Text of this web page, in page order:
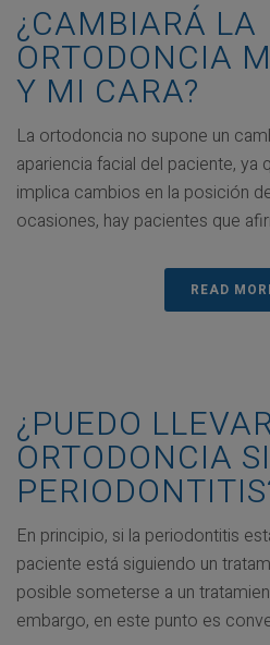
¿CAMBIARÁ LA
ORTODONCIA
Y MI CARA?
La ortodoncia no supone un
apariencia facial del paciente, ya
implica cambios en la posición
ocasiones, hay pacientes que
READ
¿PUEDO
ORTODONCIA
En principio, si la periodontitis
paciente está siguiendo un
posible someterse a un
embargo, en este punto es